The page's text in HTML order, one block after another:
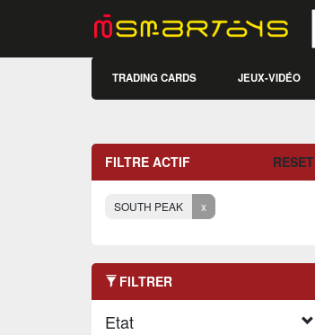
TRADING CARDS JEUX-VIDÉO
FILTRE ACTIF RESET
SOUTH PEAK x
FILTRER
Etat